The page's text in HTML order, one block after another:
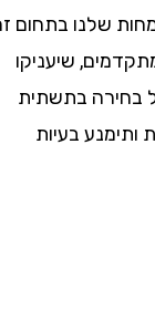
בתחום זה
שיעניקו
בתשתית
בעיות